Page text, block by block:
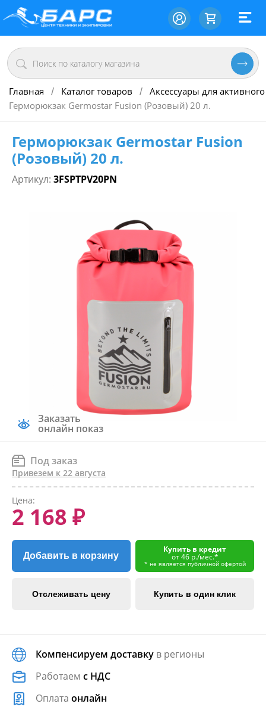
Главная / Каталог товаров / Аксессуары для
Герморюкзак Germostar Fusion (Розовый) 20 л.
Герморюкзак Germostar Fusion
(Розовый) 20 л.
Артикул: 3FSPTPV20PN
Заказать
онлайн показ
Под заказ
Привезем к 22 августа
Цена:
2 168 ₽
Добавить в корзину
Купить в кредит
от 46 р./мес.*
* не является публичной офертой
Отслеживать цену Купить в один клик
Компенсируем доставку в регионы
Работаем с НДС
Оплата онлайн